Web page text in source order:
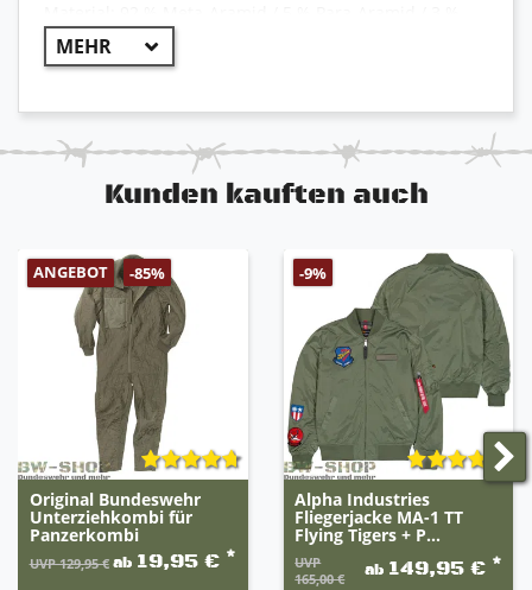
Conductive Fiber
++ Original US Army ++
Belüftungslöcher unter den Achseln
Armabschluss mit Klettverschluss
Beinabschluss mit Reißverschluss
integrierte Messertasche mit Knopf am linken
Bein
integrierte Schulterklappen mit Klett an beiden
Schultern (kann fehlen)
Gummizug und Klett an der Taille zum optimalen
Anpassen
mit teilweise mehreren aufgenähten
Klettverschlüssen zum Befestigen von
Namensschildern, Abzeichen etc...
Kunden kauften auch
ANGEBOT -85%
Original Bundeswehr
Unterziehkombi für
Panzerkombi
UVP 129,95 € ab 19,95 € *
-9%
Alpha Industries
Fliegerjacke MA-1 TT
Flying Tigers + P...
UVP
165,00 €
ab 149,95 € *